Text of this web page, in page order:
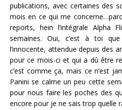
publications, avec certaines des
mois en ce qui me
reports, hein l’intégrale Alpha
semaines. Oui, c’est à toi
l’innocente, attendue depuis des
pour ce mois-ci et qui a dû être
c’est comme ça, mais ce n’est
Panini se calme un peu cette
pour nous faire les poches des
encore pour je ne sais trop quelle